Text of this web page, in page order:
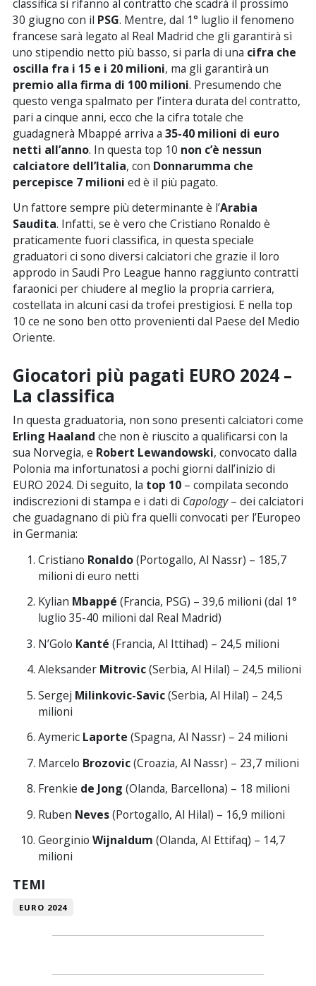
classifica si rifanno al contratto che scadrà il prossimo
30 giugno con il PSG. Mentre, dal 1° luglio il fenomeno
francese sarà legato al Real Madrid che gli garantirà sì
uno stipendio netto più basso, si parla di una cifra che
oscilla fra i 15 e i 20 milioni, ma gli garantirà un
premio alla firma di 100 milioni. Presumendo che
questo venga spalmato per l’intera durata del contratto,
pari a cinque anni, ecco che la cifra totale che
guadagnerà Mbappé arriva a 35-40 milioni di euro
netti all’anno. In questa top 10 non c’è nessun
calciatore dell’Italia, con Donnarumma che
percepisce 7 milioni ed è il più pagato.
Un fattore sempre più determinante è l’Arabia
Saudita. Infatti, se è vero che Cristiano Ronaldo è
praticamente fuori classifica, in questa speciale
graduatori ci sono diversi calciatori che grazie il loro
approdo in Saudi Pro League hanno raggiunto contratti
faraonici per chiudere al meglio la propria carriera,
costellata in alcuni casi da trofei prestigiosi. E nella top
10 ce ne sono ben otto provenienti dal Paese del Medio
Oriente.
Giocatori più pagati EURO 2024 –
La classifica
In questa graduatoria, non sono presenti calciatori come
Erling Haaland che non è riuscito a qualificarsi con la
sua Norvegia, e Robert Lewandowski, convocato dalla
Polonia ma infortunatosi a pochi giorni dall’inizio di
EURO 2024. Di seguito, la top 10 – compilata secondo
indiscrezioni di stampa e i dati di Capology– dei calciatori
che guadagnano di più fra quelli convocati per l’Europeo
in Germania:
Cristiano Ronaldo(Portogallo, Al Nassr) – 185,7
milioni di euro netti
Kylian Mbappé (Francia, PSG) – 39,6 milioni (dal 1°
luglio 35-40 milioni dal Real Madrid)
N’Golo Kanté (Francia, Al Ittihad) – 24,5 milioni
Aleksander Mitrovic(Serbia, Al Hilal) – 24,5 milioni
Sergej Milinkovic-Savic(Serbia, Al Hilal) – 24,5
milioni
Aymeric Laporte (Spagna, Al Nassr) – 24 milioni
Marcelo Brozovic(Croazia, Al Nassr) – 23,7 milioni
Frenkie de Jong (Olanda, Barcellona) – 18 milioni
Ruben Neves(Portogallo, Al Hilal) – 16,9 milioni
Georginio Wijnaldum (Olanda, Al Ettifaq) – 14,7
milioni
TEMI
EURO 2024